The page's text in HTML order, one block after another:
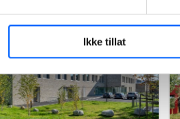
Ikke tillat